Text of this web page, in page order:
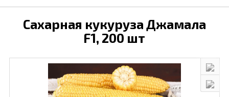
Сахарная кукуруза Джамала
F1, 200 шт